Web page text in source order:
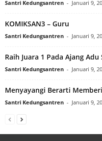
Santri Kedungsantren - Januari 9,
KOMIKSAN3 – Guru
Santri Kedungsantren - Januari 9,
Raih Juara 1 Pada Ajang Adu
Santri Kedungsantren - Januari 9,
Menyayangi Berarti
Santri Kedungsantren - Januari 9,